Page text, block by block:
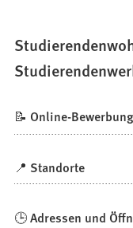
📝 Online-Bewerbung
📍 Standorte
🕒 Adressen und